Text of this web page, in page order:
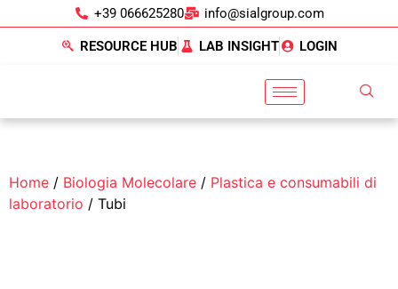
+39 066625280 info@sialgroup.com
RESOURCE HUB LAB INSIGHT LOGIN
Home / Biologia Molecolare / Plastica e consumabili di
laboratorio / Tubi